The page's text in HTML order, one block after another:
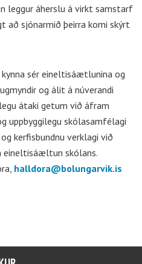
leggur áherslu á virkt samstarf
sjónarmið þeirra komi skýrt
sér eineltisáætlunina og
og álit á núverandi
átaki getum við áfram
uppbyggilegu skólasamfélagi
kerfisbundnu verklagi við
eineltisáæltun skólans.
halldora@bolungarvik.is